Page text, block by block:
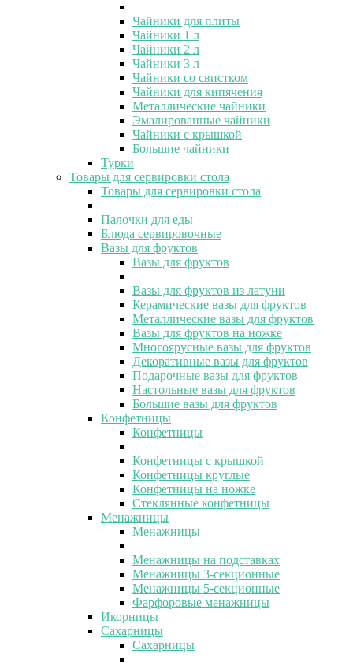
Чайники для плиты
Чайники 1 л
Чайники 2 л
Чайники 3 л
Чайники со свистком
Чайники для кипячения
Металлические чайники
Эмалированные чайники
Чайники с крышкой
Большие чайники
Турки
Товары для сервировки стола
Товары для сервировки стола
Палочки для еды
Блюда сервировочные
Вазы для фруктов
Вазы для фруктов
Вазы для фруктов из латуни
Керамические вазы для фруктов
Металлические вазы для фруктов
Вазы для фруктов на ножке
Многоярусные вазы для фруктов
Декоративные вазы для фруктов
Подарочные вазы для фруктов
Настольные вазы для фруктов
Большие вазы для фруктов
Конфетницы
Конфетницы
Конфетницы с крышкой
Конфетницы круглые
Конфетницы на ножке
Стеклянные конфетницы
Менажницы
Менажницы
Менажницы на подставках
Менажницы 3-секционные
Менажницы 5-секционные
Фарфоровые менажницы
Икорницы
Сахарницы
Сахарницы